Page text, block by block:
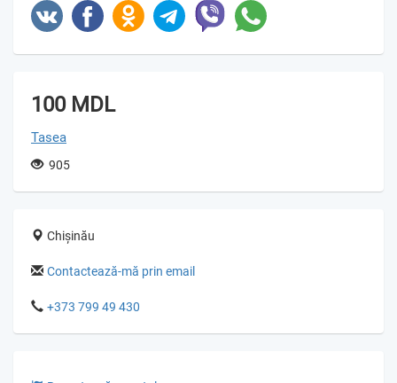
100 MDL
Tasea
905
Chișinău
Contactează-mă prin email
+373 799 49 430